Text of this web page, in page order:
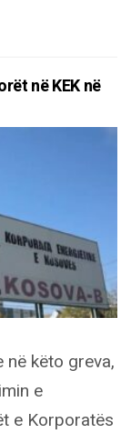
në KEK në
këto greva,
e
e Korporatës